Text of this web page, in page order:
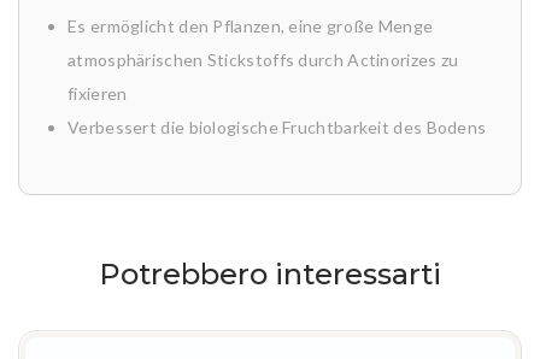
Es ermöglicht den Pflanzen, eine große Menge
atmosphärischen Stickstoffs durch Actinorizes zu
fixieren
Verbessert die biologische Fruchtbarkeit des Bodens
Potrebbero interessarti